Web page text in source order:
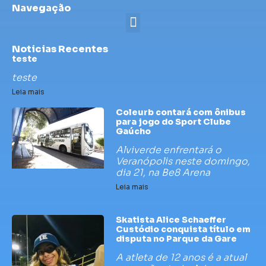
Navegação
Noticias Recentes
teste
teste
Leia mais
Coleurb contará com ônibus
para jogo do Sport Clube
Gaúcho
Alviverde enfrentará o
Veranópolis neste domingo,
dia 21, na Be8 Arena
Leia mais
Skatista Alice Schaeffer
Custódio conquista título em
disputa no Parque da Gare
A atleta de 12 anos é a atual